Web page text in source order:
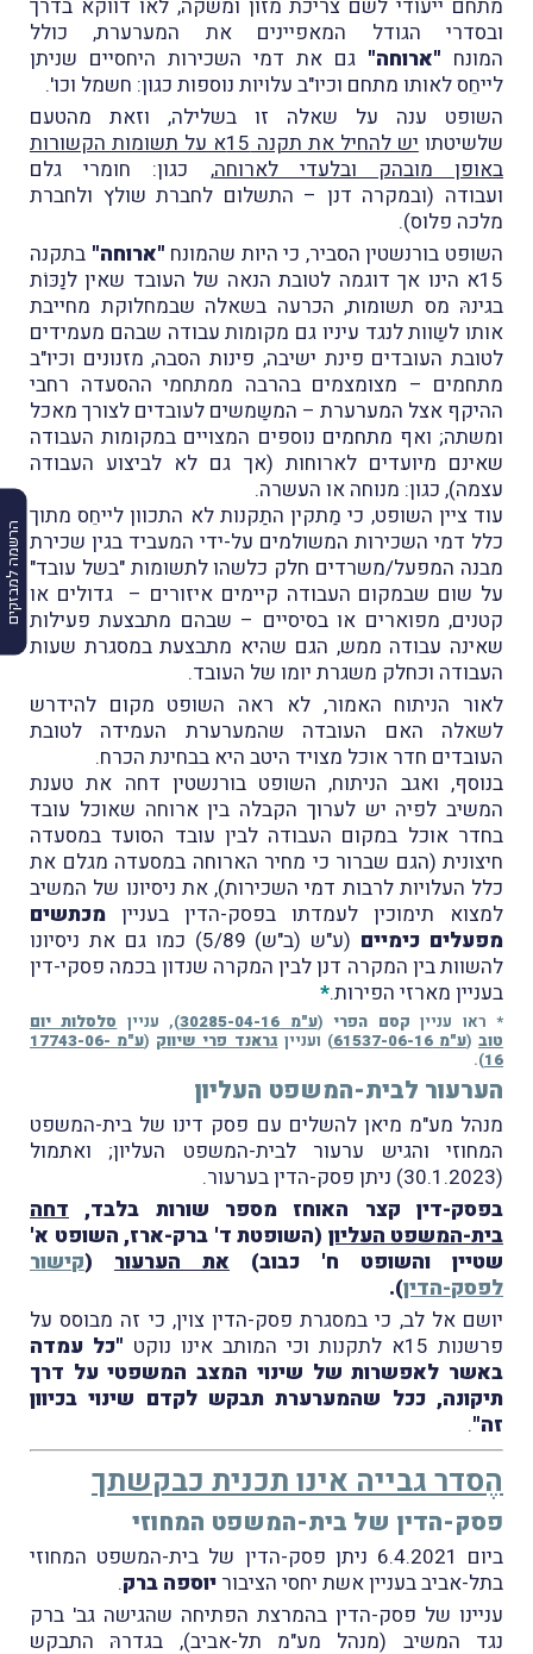
הרשמה למבזקים
מתחם ייעודי לשם צריכת מזון ומשקה, לאו דווקא בדרך
ובסדרי הגודל המאפיינים את המערערת, כולל
המונח "ארוחה" גם את דמי השכירות היחסיים שניתן
לייחֵס לאותו מתחם וכיו"ב עלויות נוספות כגון: חשמל וכו'.
השופט ענה על שאלה זו בשלילה, וזאת מהטעם
שלשיטתו
יש להחיל את תקנה 15א על תשומות הקשורות
באופן מובהק ובלעדי לארוחה, כגון: חומרי גלם
ועבודה (ובמקרה דנן – התשלום לחברת שולץ ולחברת
מלכה פלוס).
השופט בורנשטין הסביר, כי היות שהמונח "ארוחה" בתקנה
15א הינו אך דוגמה לטובת הנאה של העובד שאין לנַכּוֹת
בגינהּ מס תשומות, הכרעה בשאלה שבמחלוקת מחייבת
אותו לשַוות לנגד עיניו גם מקומות עבודה שבהם מעמידים
לטובת העובדים פינת ישיבה, פינות הסבה, מזנונים וכיו"ב
מתחמים – מצומצמים בהרבה ממתחמי ההסעדה רחבי
ההיקף אצל המערערת – המשַמשים לעובדים לצורך מאכל
ומשתה; ואף מתחמים נוספים המצויים במקומות העבודה
שאינם מיועדים לארוחות (אך גם לא לביצוע העבודה
עצמה), כגון: מנוחה או העשרה.
עוד ציין השופט, כי מַתקין התַקנות לא התכוון לייחֵס מתוך
כלל דמי השכירות המשולמים על-ידי המעביד בגין שכירת
מבנה המפעל/משרדים חלק כלשהו לתשומות "בשל עובד"
על שום שבמקום העבודה קיימים איזורים – גדולים או
קטנים, מפוארים או בסיסיים – שבהם מתבצעת פעילות
שאינה עבודה ממש, הגם שהיא מתבצעת במסגרת שעות
העבודה וכחלק משגרת יומו של העובד.
לאור הניתוח האמור, לא ראה השופט מקום להידרש
לשאלה האם העובדה שהמערערת העמידה לטובת
העובדים חדר אוכל מצויד היטב היא בבחינת הכרח.
בנוסף, ואגב הניתוח, השופט בורנשטין דחה את טענת
המשיב לפיה יש לערוך הקבלה בין ארוחה שאוכל עובד
בחדר אוכל במקום העבודה לבין עובד הסועד במסעדה
חיצונית (הגם שברור כי מחיר הארוחה במסעדה מגלם את
כלל העלויות לרבות דמי השכירות), את ניסיונו של המשיב
למצוא תימוכין לעמדתו בפסק-הדין בעניין מכתשים
מפעלים כימיים
(ע"ש (ב"ש) 5/89) כמו גם את ניסיונו
להשוות בין המקרה דנן לבין המקרה שנדון בכמה פסקי-דין
בעניין מארזי הפירות.*
* ראו עניין קסם הפרי (ע"מ 30285-04-16 ), עניין סלסלות יום
טוב (ע"מ 61537-06-16 ) ועניין גראנד פרי שיווק (
ע"מ 17743-06-
16
).
הערעור לבית-המשפט העליון
מנהל מע"מ מיאן להשלים עם פסק דינו של בית-המשפט
המחוזי והגיש ערעור לבית-המשפט העליון; ואתמול
(30.1.2023) ניתן פסק-הדין בערעור.
בפסק-דין קצר האוחז מספר שורות בלבד, דחה
בית-המשפט העליון (השופטת ד' ברק-ארז, השופט א'
שטיין והשופט ח' כבוב) את הערעור (קישור
לפסק-הדין).
יושם אל לב, כי במסגרת פסק-הדין צוין, כי זה מבוסס על
פרשנות 15א לתקנות וכי המותב אינו נוקט
"כל עמדה
באשר לאפשרות של שינוי המצב המשפטי על דרך
תיקונה, ככל שהמערערת תבקש לקדם שינוי בכיוון
זה".
הֶסדר גבייה אינו תכנית כבקשתך
פסק-הדין של בית-המשפט המחוזי
ביום 6.4.2021 ניתן פסק-הדין של בית-המשפט המחוזי
בתל-אביב בעניין אשת יחסי הציבור יוספה ברק.
עניינו של פסק-הדין בהמרצת הפתיחה שהגישה גב' ברק
נגד המשיב (מנהל מע"מ תל-אביב), בגדרהּ התבקש